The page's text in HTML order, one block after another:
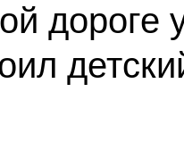
дороге